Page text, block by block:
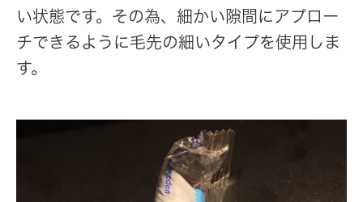
い状態です。その為、細かい隙間にアプロー
チできるように毛先の細いタイプを使用しま
す。